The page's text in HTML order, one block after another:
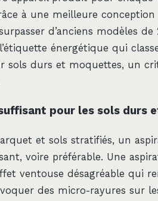
à une meilleure
d’anciens modèles
énergétique qui
sols durs et moquettes, un
pour les sols durs
et sols stratifiés, un
voire préférable. Une
ventouse désagréable qui
des micro-rayures sur